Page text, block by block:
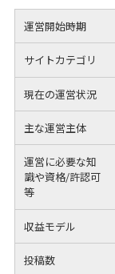
運営開始時期
サイトカテゴリ
現在の運営状況
主な運営主体
運営に必要な知
識や資格/許認可
等
収益モデル
投稿数